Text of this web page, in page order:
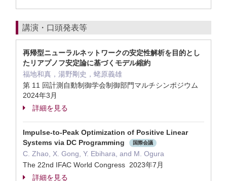
講演・口頭発表等
再帰型ニューラルネットワークの安定性解析を目的とし
たリアプノフ安定論に基づくモデル縮約
福地和真，湯野剛史，蛯原義雄
第 11 回計測自動制御学会制御部門マルチシンポジウム
2024年3月
詳細を見る
Impulse-to-Peak Optimization of Positive Linear
Systems via DC Programming
国際会議
C. Zhao, X. Gong, Y. Ebihara, and M. Ogura
The 22nd IFAC World Congress 2023年7月
詳細を見る